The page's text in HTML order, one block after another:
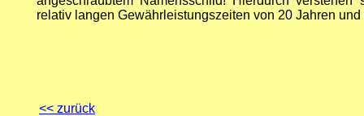
relativ langen Gewährleistungszeiten von 20 Jahren und
<< zurück